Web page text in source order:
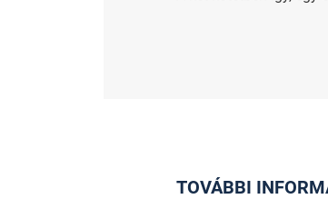
TOVÁBBI